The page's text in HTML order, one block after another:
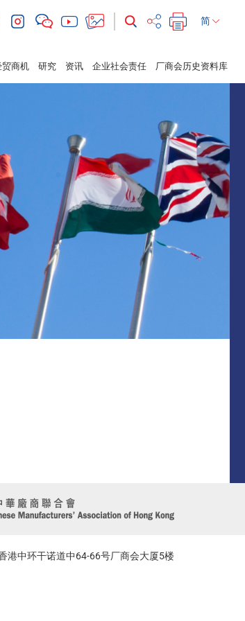
简
贸商机 研究 资讯 企业社会责任 厂商会历史资料库
港中环干诺道中64-66号厂商会大厦5楼